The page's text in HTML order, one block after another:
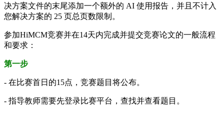
决方案文件的末尾添加一个额外的 AI 使用报告，并且不计入
您解决方案的 25 页总页数限制。
参加HiMCM竞赛并在14天内完成并提交竞赛论文的一般流程
和要求：
第一步
- 在比赛首日的15点，竞赛题目将公布。
- 指导教师需要先登录比赛平台，查找并查看题目。